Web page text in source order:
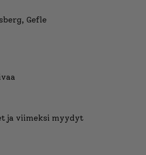
Gefle
ja viimeksi myydyt